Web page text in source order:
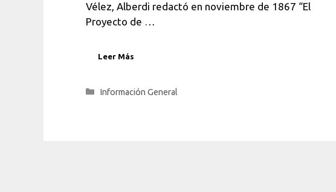
Vélez, Alberdi redactó en noviembre de 1867 “El
Proyecto de …
Leer Más
Categorías
Información General